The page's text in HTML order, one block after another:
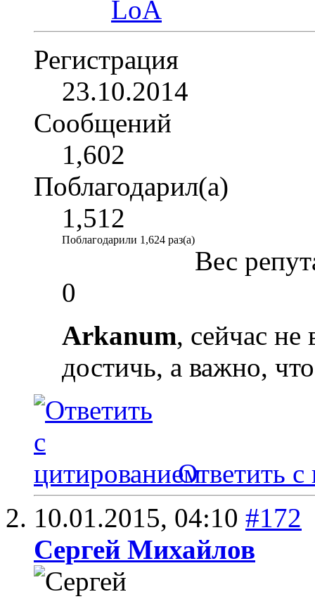
Регистрация
23.10.2014
Сообщений
1,602
Поблагодарил(а)
1,512
Поблагодарили 1,624 раз(а)
Вес
0
Arkanum, сейчас не
достичь, а важно,
Ответить с
10.01.2015, 04:10 #172
Сергей Михайлов